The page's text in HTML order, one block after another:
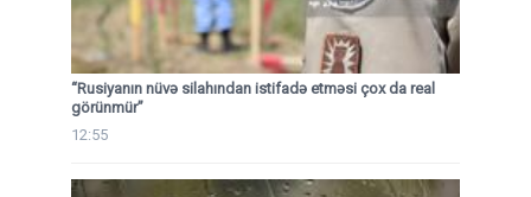
“Rusiyanın nüvə silahından istifadə etməsi çox da real
görünmür”
12:55